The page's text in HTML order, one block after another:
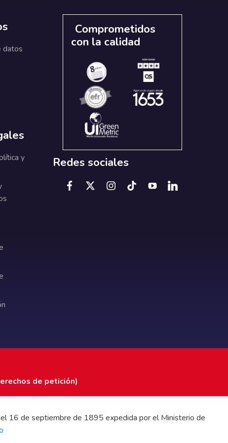
datos
y
Comprometidos
con la calidad
Redes sociales
de petición)
16 de septiembre de 1895 expedida por el Ministerio de